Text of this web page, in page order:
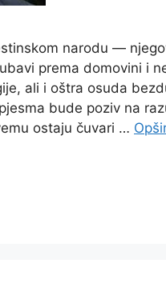
narodu —
prema domovini i
ali i oštra osuda
bude poziv na
ostaju čuvari …